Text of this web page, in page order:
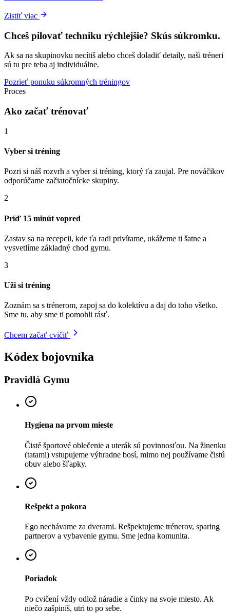
Zistiť viac
Chceš pilovať techniku rýchlejšie? Skús súkromku.
Ak sa na skupinovku necítiš alebo chceš doladiť detaily, naši tréneri
sú tu pre teba aj individuálne.
Pozrieť ponuku súkromných tréningov
Proces
Ako začať trénovať
1
Vyber si tréning
Pozri si náš rozvrh a vyber si tréning, ktorý ťa zaujal. Pre nováčikov
odporúčame začiatočnícke skupiny.
2
Príď 15 minút vopred
Zastav sa na recepcii, kde ťa radi privítame, ukážeme ti šatne a
vysvetlíme základný chod gymu.
3
Uži si tréning
Zoznám sa s trénerom, zapoj sa do kolektívu a daj do toho všetko.
Sme tu, aby sme ti pomohli rásť.
Chcem začať cvičiť
Kódex bojovníka
Pravidlá Gymu
Hygiena na prvom mieste
Čisté športové oblečenie a uterák sú povinnosťou. Na žinenku
(tatami) vstupujeme výhradne bosí, mimo nej používame čistú
obuv alebo šľapky.
Rešpekt a pokora
Ego nechávame za dverami. Rešpektujeme trénerov, sparing
partnerov a vybavenie gymu. Sme jedna komunita.
Poriadok
Po cvičení vždy odlož náradie a činky na svoje miesto. Ak
niečo zašpiníš, utri to po sebe.